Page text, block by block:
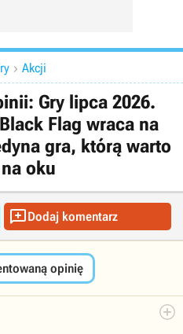
 Akcji
Gry lipca 2026.
Flag wraca na
gra, którą warto
oku
Dodaj komentarz
opinię